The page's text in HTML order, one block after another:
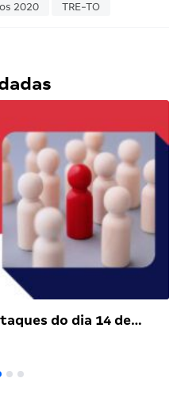
2020 TRE-TO
do dia 14 de…